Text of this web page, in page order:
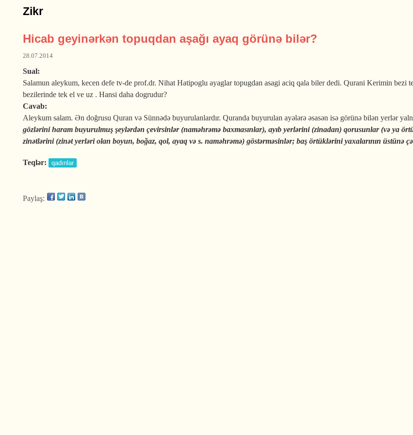
Zikr
Hicab geyinərkən topuqdan aşağı ayaq görünə bilər?
28.07.2014
Sual:
Salamun aleykum, kecen defe tv-de prof.dr. Nihat Hatipoglu ayaglar topugdan asagi aciq qala biler dedi. Qurani Kerimin bezi
bezilerinde tek el ve uz . Hansi daha dogrudur?
Cavab:
Aleykum salam. Ən doğrusu Quran və Sünnədə buyurulanlardır. Quranda buyurulan ayələrə əsasən isə görünə bilən yerlər
gözlərini haram buyurulmuş şeylərdən çevirsinlər (naməhrəmə baxmasınlar), ayıb yerlərini (zinadan) qorusunlar (və ya
zinətlərini (zinət yerləri olan boyun, boğaz, qol, ayaq və s. naməhrəmə) göstərməsinlər; baş örtüklərini yaxalarının üstünə
Teqlər: qadınlar
Paylaş: